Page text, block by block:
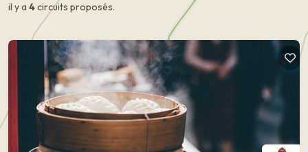
il y a 4circuits proposés.